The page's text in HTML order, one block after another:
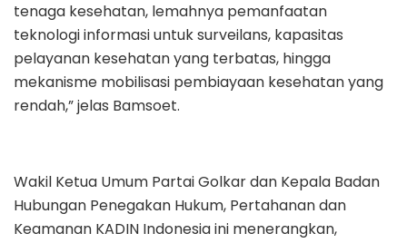
tenaga kesehatan, lemahnya pemanfaatan
teknologi informasi untuk surveilans, kapasitas
pelayanan kesehatan yang terbatas, hingga
mekanisme mobilisasi pembiayaan kesehatan yang
rendah,” jelas Bamsoet.
Wakil Ketua Umum Partai Golkar dan Kepala Badan
Hubungan Penegakan Hukum, Pertahanan dan
Keamanan KADIN Indonesia ini menerangkan,